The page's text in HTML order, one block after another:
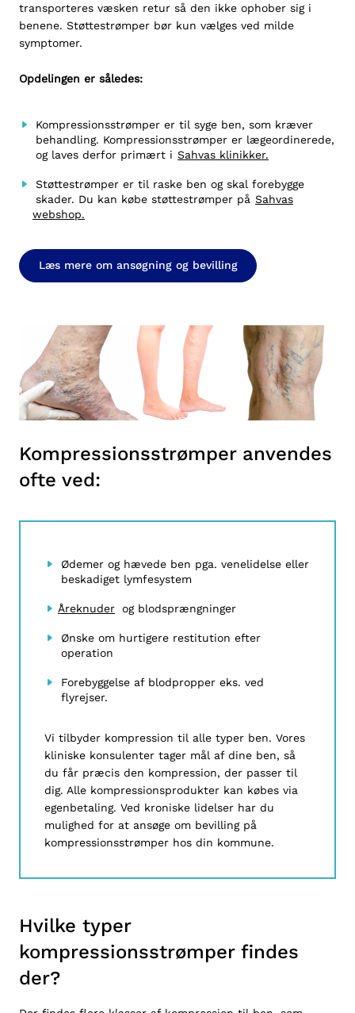
transporteres væsken retur så den ikke ophober sig i
benene. Støttestrømper bør kun vælges ved milde
symptomer.
Opdelingen er således:
Kompressionsstrømper er til syge ben, som kræver
behandling. Kompressionsstrømper er lægeordinerede,
og laves derfor primært iSahvas klinikker.
Støttestrømper er til raske ben og skal forebygge
skader. Du kan købe støttestrømper påSahvas
webshop.
Læs mere om ansøgning og bevilling
Kompressionsstrømper anvendes
ofte ved:
Ødemer og hævede ben pga. venelidelse eller
beskadiget lymfesystem
Åreknuder og blodsprængninger
Ønske om hurtigere restitution efter
operation
Forebyggelse af blodpropper eks. ved
flyrejser.
Vi tilbyder kompression til alle typer ben. Vores
kliniske konsulenter tager mål af dine ben, så
du får præcis den kompression, der passer til
dig. Alle kompressionsprodukter kan købes via
egenbetaling. Ved kroniske lidelser har du
mulighed for at ansøge om bevilling på
kompressionsstrømper hos din kommune.
Hvilke typer
kompressionsstrømper findes
der?